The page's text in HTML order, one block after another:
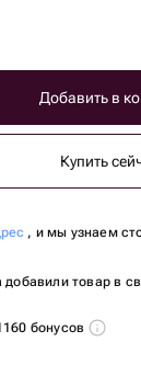
Добавить в
Купить
, и мы узнаем
добавили товар в
бонусов